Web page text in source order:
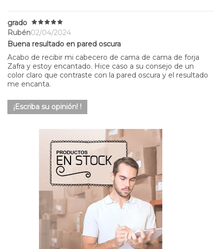
grado
Rubén02/04/2024
Buena resultado en pared oscura
Acabo de recibir mi cabecero de cama de cama de forja
Zafra y estoy encantado. Hice caso a su consejo de un
color claro que contraste con la pared oscura y el resultado
me encanta.
¡Escriba su opinión! !